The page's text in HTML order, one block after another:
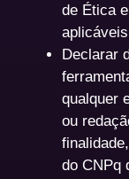
de Ética
aplicáveis
Declarar
qualquer
ou
do CNPq